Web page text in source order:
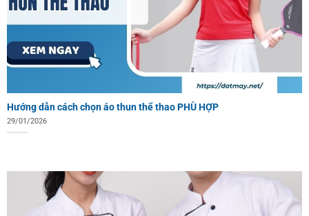
Hướng dẫn cách chọn áo thun thể thao PHÙ HỢP
29/01/2026